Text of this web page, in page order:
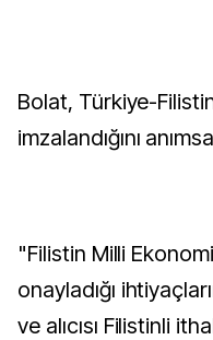
Bolat, Türkiye-
imzalandığını
"Filistin Milli
onayladığı
ve alıcısı Filistinli